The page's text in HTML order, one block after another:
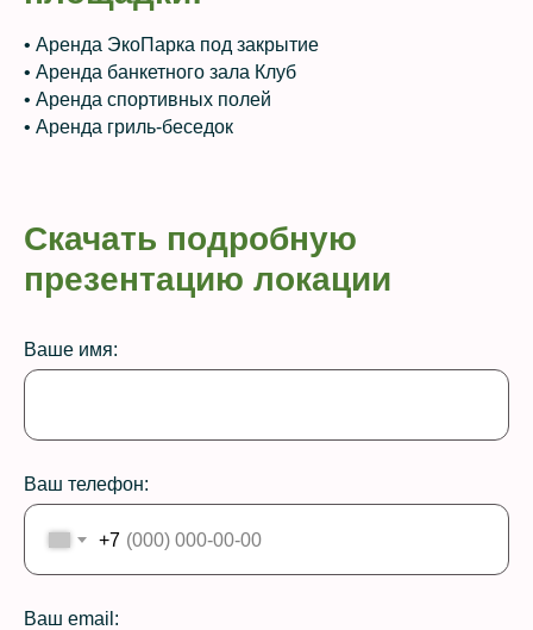
• Аренда ЭкоПарка под закрытие
• Аренда банкетного зала Клуб
• Аренда спортивных полей
• Аренда гриль‑беседок
Скачать подробную
презентацию локации
Ваше имя:
Ваш телефон:
+7
Ваш email: